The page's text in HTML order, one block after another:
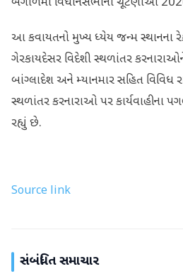
આ કવાયતનો મુખ્ય ધ્યેય જન્મ સ્થાનના
ગેરકાયદેસર વિદેશી સ્થળાંતર
બાંગ્લાદેશ અને મ્યાનમાર સહિત વિવિધ
સ્થળાંતર કરનારાઓ પર
રહ્યું છે.
Source link
સંબંધિત સમાચાર